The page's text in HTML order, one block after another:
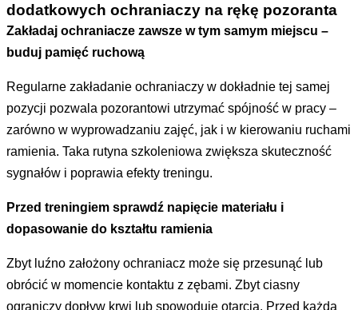
dodatkowych ochraniaczy na rękę pozoranta
Zakładaj ochraniacze zawsze w tym samym miejscu –
buduj pamięć ruchową
Regularne zakładanie ochraniaczy w dokładnie tej samej
pozycji pozwala pozorantowi utrzymać spójność w pracy –
zarówno w wyprowadzaniu zajęć, jak i w kierowaniu ruchami
ramienia. Taka rutyna szkoleniowa zwiększa skuteczność
sygnałów i poprawia efekty treningu.
Przed treningiem sprawdź napięcie materiału i
dopasowanie do kształtu ramienia
Zbyt luźno założony ochraniacz może się przesunąć lub
obrócić w momencie kontaktu z zębami. Zbyt ciasny
ograniczy dopływ krwi lub spowoduje otarcia. Przed każdą